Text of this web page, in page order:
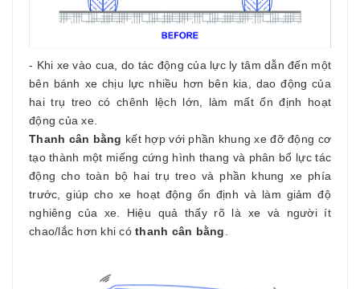
- Khi xe vào cua, do tác động của lực ly tâm dẫn đến một
bên bánh xe chịu lực nhiều hơn bên kia, dao động của
hai trụ treo có chênh lệch lớn, làm mất ổn định hoạt
động của xe.
Thanh cân bằng kết hợp với phần khung xe đỡ động cơ
tạo thành một miếng cứng hình thang và phân bổ lực tác
động cho toàn bộ hai trụ treo và phần khung xe phía
trước, giúp cho xe hoạt động ổn định và làm giảm độ
nghiêng của xe. Hiệu quả thấy rõ là xe và người ít
chao/lắc hơn khi có thanh cân bằng